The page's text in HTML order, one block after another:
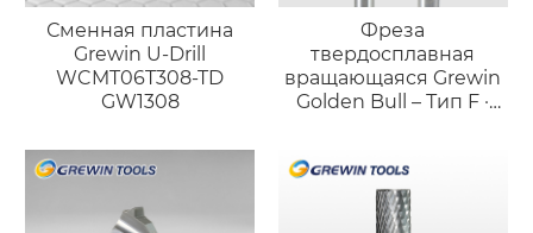
Сменная пластина
Grewin U-Drill
WCMT06T308-TD
GW1308
Фреза
твердосплавная
вращающаяся Grewin
Golden Bull – Тип F ·
«факельной» формы